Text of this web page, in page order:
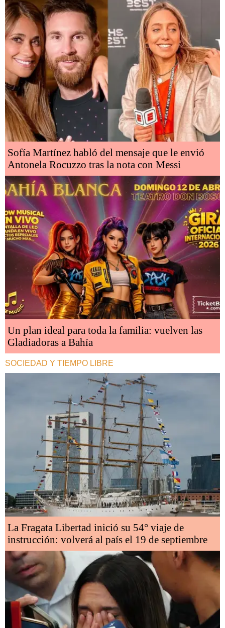
Sofía Martínez habló del mensaje que le envió
Antonela Rocuzzo tras la nota con Messi
Un plan ideal para toda la familia: vuelven las
Gladiadoras a Bahía
SOCIEDAD Y TIEMPO LIBRE
La Fragata Libertad inició su 54° viaje de
instrucción: volverá al país el 19 de septiembre